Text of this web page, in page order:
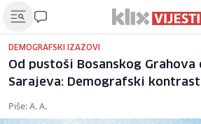
DEMOGRAFSKI IZAZOVI
Od pustoši Bosanskog Grahova
Sarajeva: Demografski
Piše: A. A.